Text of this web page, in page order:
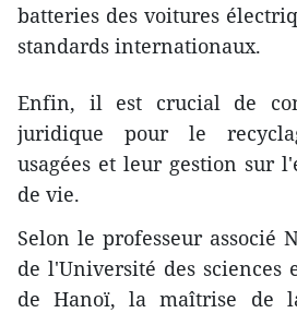
batteries des voitures
standards internationaux.
Enfin, il est crucial de
juridique pour le
usagées et leur gestion sur
de vie.
Selon le professeur associé
de l'Université des sciences
de Hanoï, la maîtrise de